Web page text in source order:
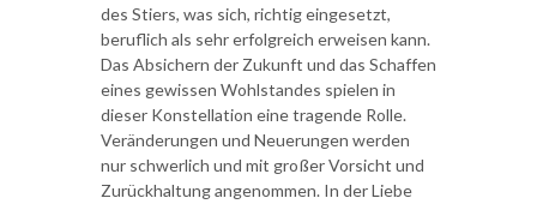
des Stiers, was sich, richtig eingesetzt,
beruflich als sehr erfolgreich erweisen kann.
Das Absichern der Zukunft und das Schaffen
eines gewissen Wohlstandes spielen in
dieser Konstellation eine tragende Rolle.
Veränderungen und Neuerungen werden
nur schwerlich und mit großer Vorsicht und
Zurückhaltung angenommen. In der Liebe